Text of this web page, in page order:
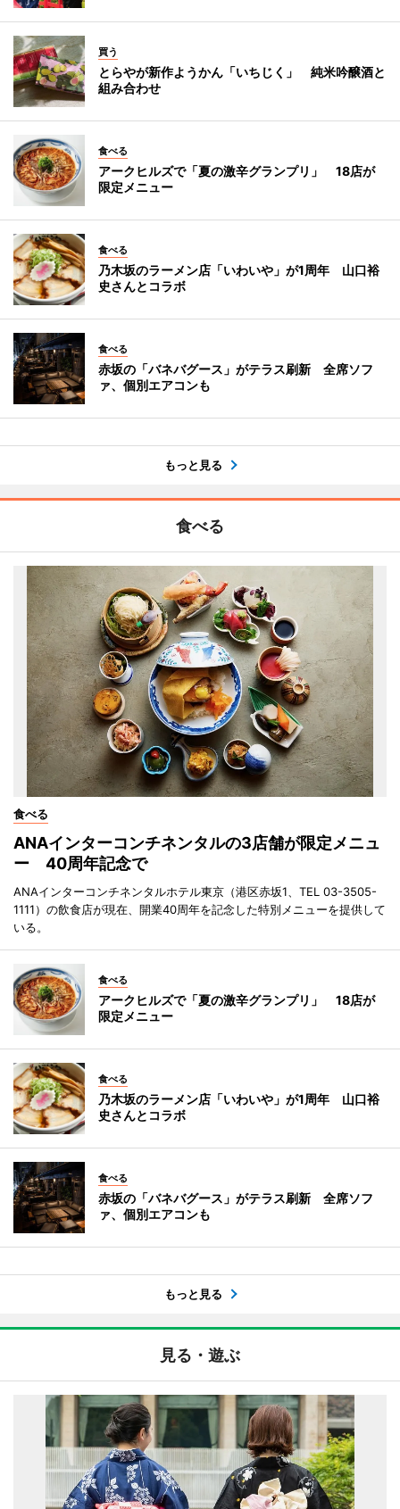
買う
とらやが新作ようかん「いちじく」 純米吟醸酒と
組み合わせ
食べる
アークヒルズで「夏の激辛グランプリ」 18店が
限定メニュー
食べる
乃木坂のラーメン店「いわいや」が1周年 山口裕
史さんとコラボ
食べる
赤坂の「バネバグース」がテラス刷新 全席ソフ
ァ、個別エアコンも
もっと見る
食べる
食べる
ANAインターコンチネンタルの3店舗が限定メニュ
ー 40周年記念で
ANAインターコンチネンタルホテル東京（港区赤坂1、TEL 03-3505-
1111）の飲食店が現在、開業40周年を記念した特別メニューを提供して
いる。
食べる
アークヒルズで「夏の激辛グランプリ」 18店が
限定メニュー
食べる
乃木坂のラーメン店「いわいや」が1周年 山口裕
史さんとコラボ
食べる
赤坂の「バネバグース」がテラス刷新 全席ソフ
ァ、個別エアコンも
もっと見る
見る・遊ぶ